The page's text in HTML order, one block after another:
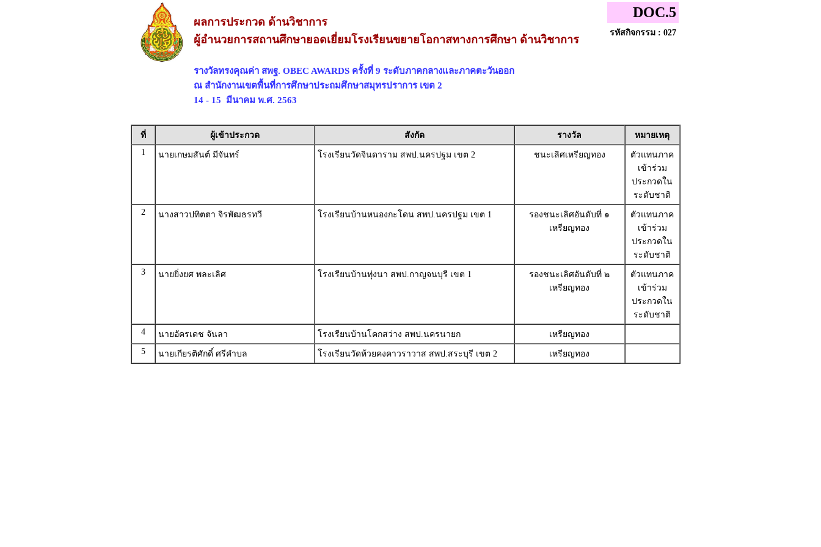
ผลการประกวด ด้านวิชาการ
ผู้อำนวยการสถานศึกษายอดเยี่ยมโรงเรียนขยายโอกาสทางการศึกษา ด้านวิชาการ
รางวัลทรงคุณค่า สพฐ. OBEC AWARDS ครั้งที่ 9 ระดับภาคกลางและภาคตะวันออก
ณ สำนักงานเขตพื้นที่การศึกษาประถมศึกษาสมุทรปราการ เขต 2
14 - 15 มีนาคม พ.ศ. 2563
DOC.5
รหัสกิจกรรม : 027
ที่ ผู้เข้าประกวด สังกัด รางวัล
หมายเหตุ
1
นายเกษมสันต์ มีจันทร์ โรงเรียนวัดจินดาราม สพป.นครปฐม เขต 2 ชนะเลิศเหรียญทอง
ตัวแทนภาค
เข้าร่วม
ประกวดใน
ระดับชาติ
2
นางสาวปทิตตา จิรพัฒธรทวี โรงเรียนบ้านหนองกะโดน สพป.นครปฐม เขต 1
รองชนะเลิศอันดับที่ ๑
เหรียญทอง
ตัวแทนภาค
เข้าร่วม
ประกวดใน
ระดับชาติ
3
นายยิ่งยศ พละเลิศ โรงเรียนบ้านทุ่งนา สพป.กาญจนบุรี เขต 1
รองชนะเลิศอันดับที่ ๒
เหรียญทอง
ตัวแทนภาค
เข้าร่วม
ประกวดใน
ระดับชาติ
4
นายอัครเดช จันลา โรงเรียนบ้านโคกสว่าง สพป.นครนายก
เหรียญทอง
5
นายเกียรติศักดิ์ ศรีคำบล โรงเรียนวัดห้วยคงคาวราวาส สพป.สระบุรี เขต 2 เหรียญทอง